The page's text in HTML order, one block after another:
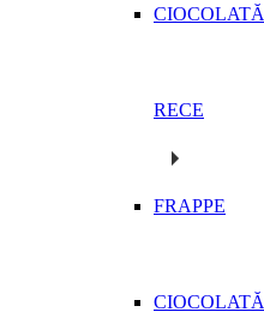
CIOCOLATĂ
RECE
FRAPPE
CIOCOLATĂ